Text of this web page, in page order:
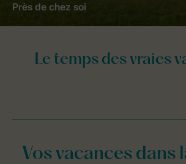
Près de chez soi
Vos vacances dans